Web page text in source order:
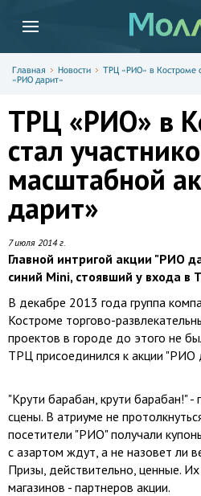
Главная Новости
ТРЦ «РИО» в Костроме
«РИО дарит»
ТРЦ «РИО» в
стал
масштабной
дарит»
7 июля 2014 г.
Главной интригой акции "РИО
синий Mini, стоявший у входа в
В декабре 2013 года группа
Костроме торгово-
проектов в городе до этого не
ТРЦ присоединился к акции "РИО
"Крути барабан, крути барабан!"
сцены. В атриуме не
посетители "РИО" получали
с азартом ждут, а не назовет ли
Призы, действительно, ценные.
магазинов - партнеров акции.